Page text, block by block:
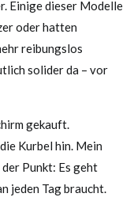
Einige dieser Modelle
oder hatten
reibungslos
solider da – vor
gekauft.
Kurbel hin. Mein
Punkt: Es geht
jeden Tag braucht.